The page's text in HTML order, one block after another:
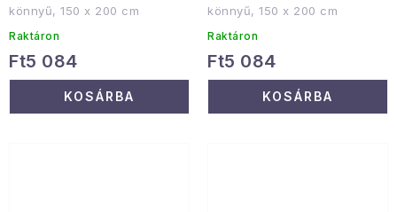
könnyű, 150 x 200 cm
Raktáron
Ft5 084
KOSÁRBA
könnyű, 150 x 200 cm
Raktáron
Ft5 084
KOSÁRBA